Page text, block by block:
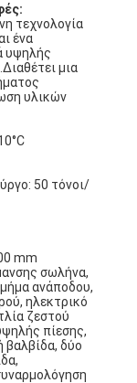
τεχνολογία
ένα
υψηλής
μια
υλικών
50 τόνοι/
mm
σωλήνα,
ανάποδου,
ηλεκτρικό
ζεστού
πίεσης,
βαλβίδα, δύο